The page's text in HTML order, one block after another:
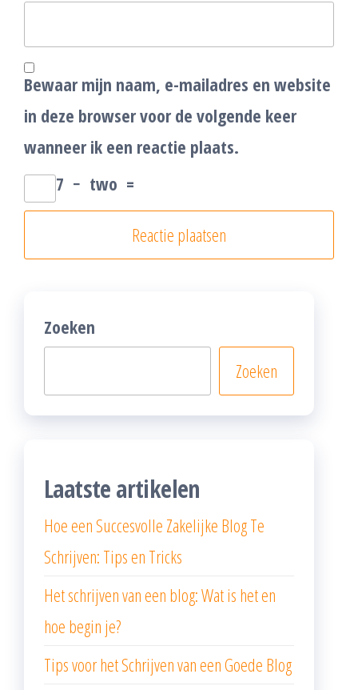
Bewaar mijn naam, e-mailadres en website
in deze browser voor de volgende keer
wanneer ik een reactie plaats.
7 − two =
Zoeken
Zoeken
Laatste artikelen
Hoe een Succesvolle Zakelijke Blog Te
Schrijven: Tips en Tricks
Het schrijven van een blog: Wat is het en
hoe begin je?
Tips voor het Schrijven van een Goede Blog